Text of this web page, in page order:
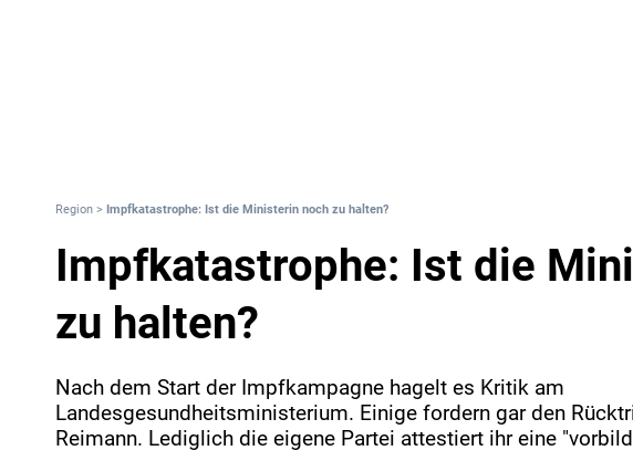
Region > Impfkatastrophe: Ist die Ministerin noch zu halten?
Impfkatastrophe: Ist die
zu halten?
Nach dem Start der Impfkampagne hagelt es Kritik am
Landesgesundheitsministerium. Einige fordern gar den
Reimann. Lediglich die eigene Partei attestiert ihr eine